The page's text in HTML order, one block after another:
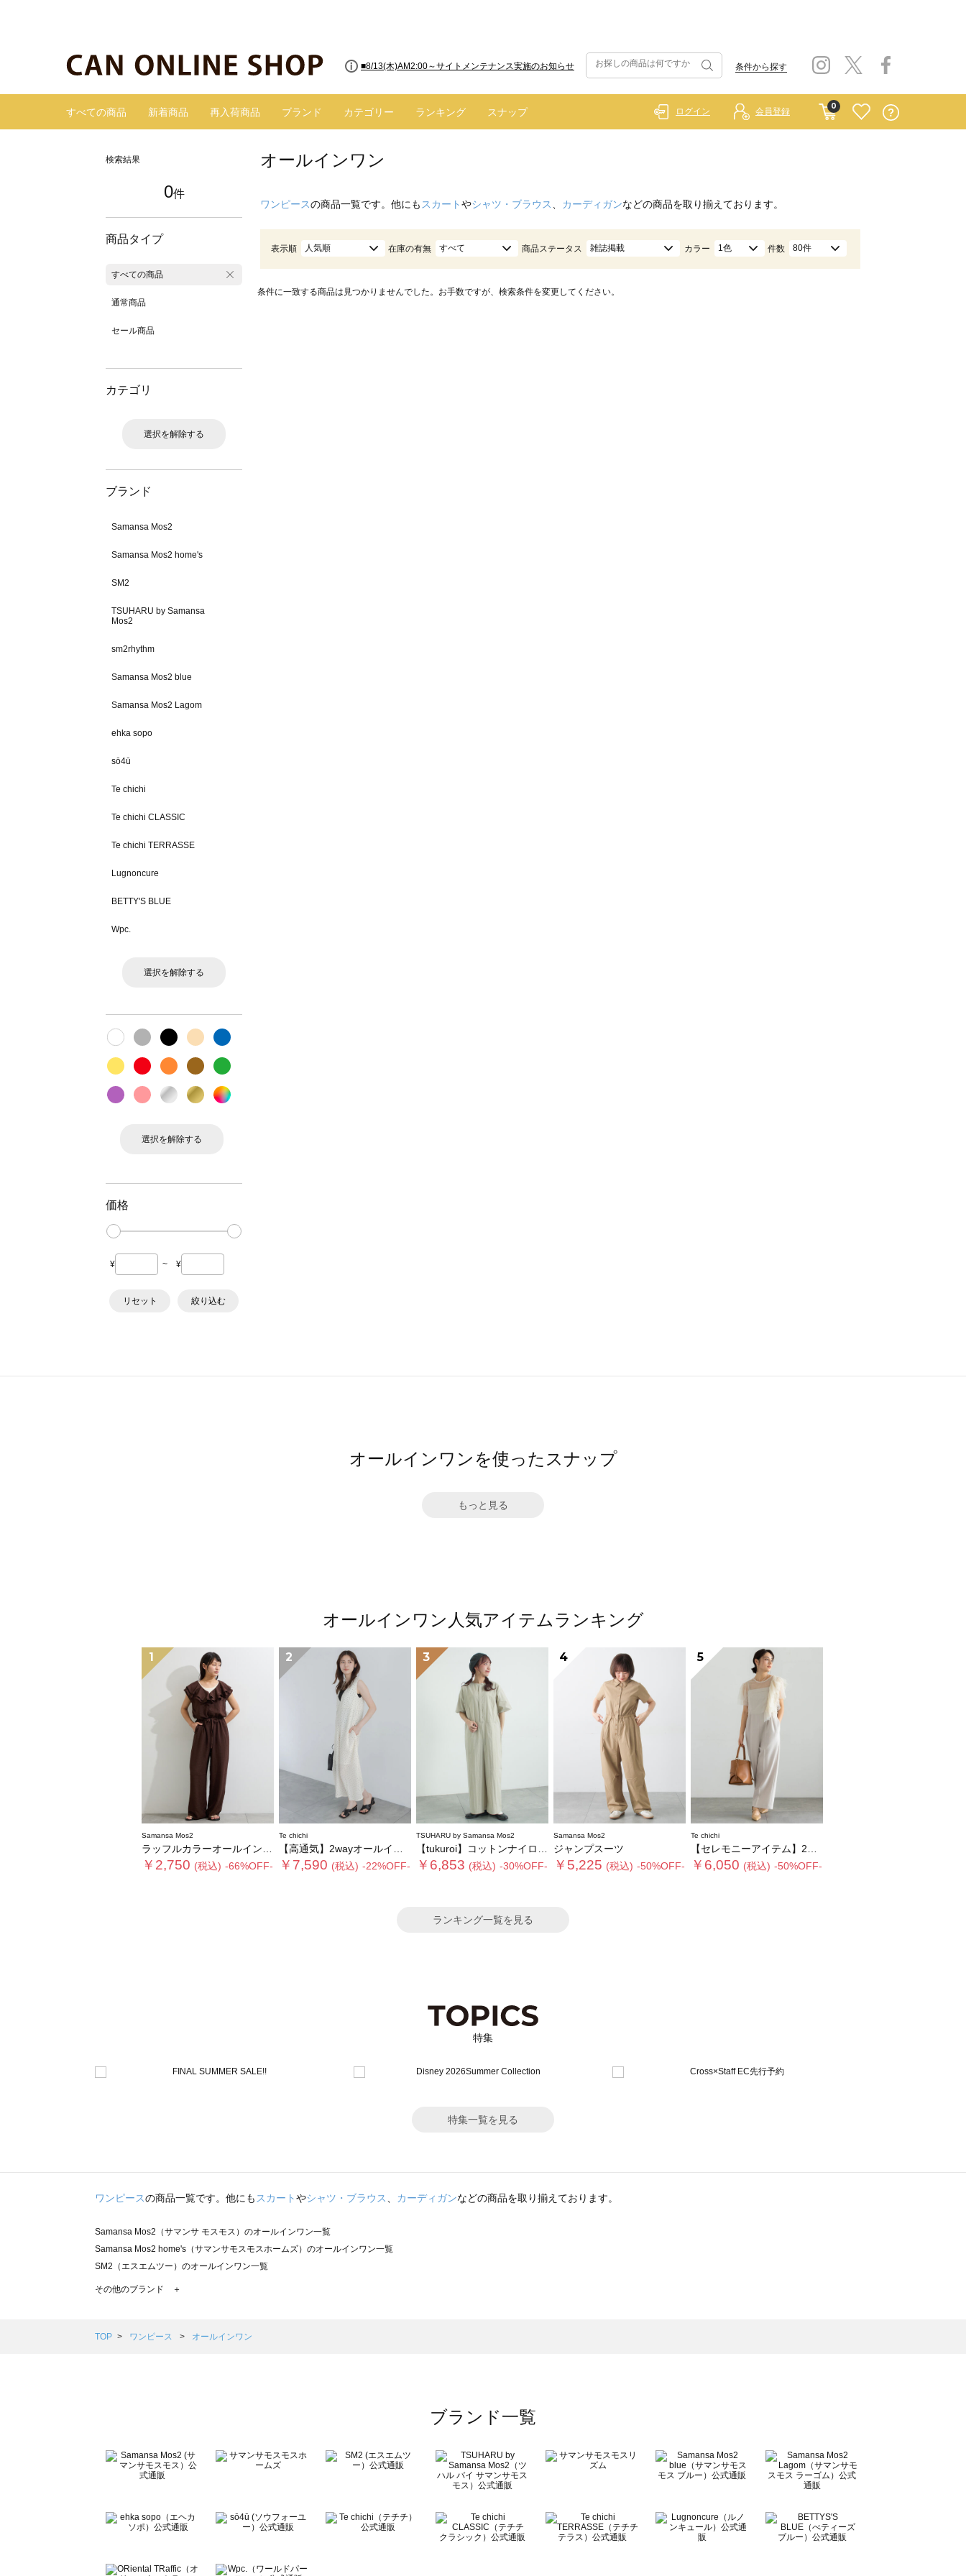
■8/13(木)AM2:00～サイトメンテナンス実施のお知らせ 条件から探す
すべての商品 新着商品 再入荷商品 ブランド カテゴリー ランキング スナップ
0
ログイン 会員登録
検索結果
0件
商品タイプ
すべての商品
通常商品
セール商品
カテゴリ
選択を解除する
ブランド
Samansa Mos2
Samansa Mos2 home's
SM2
TSUHARU by Samansa
Mos2
sm2rhythm
Samansa Mos2 blue
Samansa Mos2 Lagom
ehka sopo
sō4ū
Te chichi
Te chichi CLASSIC
Te chichi TERRASSE
Lugnoncure
BETTY'S BLUE
Wpc.
選択を解除する
選択を解除する
価格
¥ ~ ¥
リセット 絞り込む
オールインワン
ワンピースの商品一覧です。他にも スカートやシャツ・ブラウス カーディガンなどの商品を取り揃えております。
表示順 人気順 在庫の有無 すべて 商品ステータス 雑誌掲載 カラー 1色 件数 80件
条件に一致する商品は見つかりませんでした。お手数ですが、検索条件を変更してください。
オールインワンを使ったスナップ
もっと見る
オールインワン人気アイテムランキング
1
Samansa Mos2
ラッフルカラーオールインワン
￥2,750 (税込) -66%OFF-
2
Te chichi
【高通気】2wayオールインワン
￥7,590 (税込) -22%OFF-
3
TSUHARU by Samansa Mos2
【tukuroi】コットンナイロンウェザージャンプスーツ
￥6,853 (税込) -30%OFF-
4
Samansa Mos2
ジャンプスーツ
￥5,225 (税込) -50%OFF-
5
Te chichi
【セレモニーアイテム】2タックベアオールインワン（セットアップ可）
￥6,050 (税込) -50%OFF-
ランキング一覧を見る
特集
特集一覧を見る
ワンピースの商品一覧です。他にもスカートやシャツ・ブラウス、 カーディガンなどの商品を取り揃えております。
Samansa Mos2（サマンサ モスモス）のオールインワン一覧
Samansa Mos2 home's（サマンサモスモスホームズ）のオールインワン一覧
SM2（エスエムツー）のオールインワン一覧
TSUHARU by Samansa Mos2（ツハルバイサマンサモスモス）のオールインワン一覧
Samansa Mos2 Lagom（サマンサモスモス ラーゴム）のオールインワン一覧
BETTY'S BLUE（べティーズブルー）のオールインワン一覧
Wpc.（ワールドパーティー）のオールインワン一覧
その他のブランド ＋
TOP ワンピース オールインワン
ブランド一覧